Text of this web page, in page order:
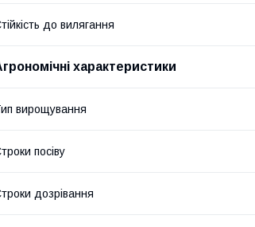
до вилягання
характеристики
вирощування
посіву
дозрівання